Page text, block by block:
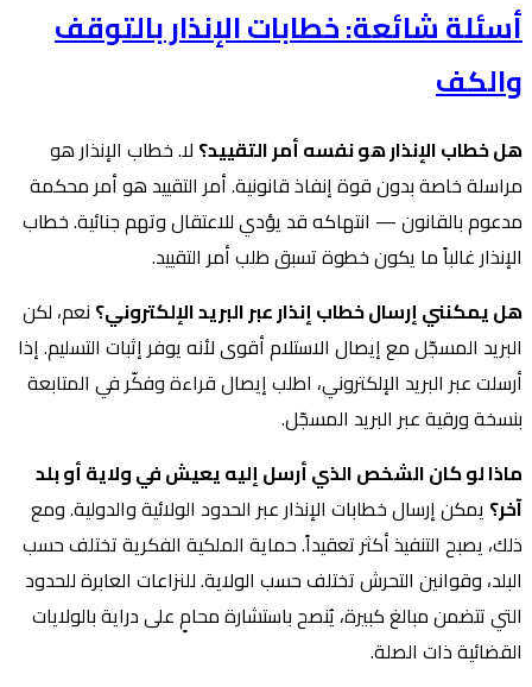
أسئلة شائعة: خطابات الإنذار بالتوقف
والكف
هل خطاب الإنذار هو نفسه أمر التقييد؟ لا. خطاب الإنذار هو
مراسلة خاصة بدون قوة إنفاذ قانونية. أمر التقييد هو أمر محكمة
مدعوم بالقانون — انتهاكه قد يؤدي للاعتقال وتهم جنائية. خطاب
الإنذار غالباً ما يكون خطوة تسبق طلب أمر التقييد.
هل يمكنني إرسال خطاب إنذار عبر البريد الإلكتروني؟ نعم، لكن
البريد المسجّل مع إيصال الاستلام أقوى لأنه يوفر إثبات التسليم. إذا
أرسلت عبر البريد الإلكتروني، اطلب إيصال قراءة وفكّر في المتابعة
بنسخة ورقية عبر البريد المسجّل.
ماذا لو كان الشخص الذي أرسل إليه يعيش في ولاية أو بلد
آخر؟ يمكن إرسال خطابات الإنذار عبر الحدود الولائية والدولية. ومع
ذلك، يصبح التنفيذ أكثر تعقيداً. حماية الملكية الفكرية تختلف حسب
البلد، وقوانين التحرش تختلف حسب الولاية. للنزاعات العابرة للحدود
التي تتضمن مبالغ كبيرة، يُنصح باستشارة محامٍ على دراية بالولايات
القضائية ذات الصلة.